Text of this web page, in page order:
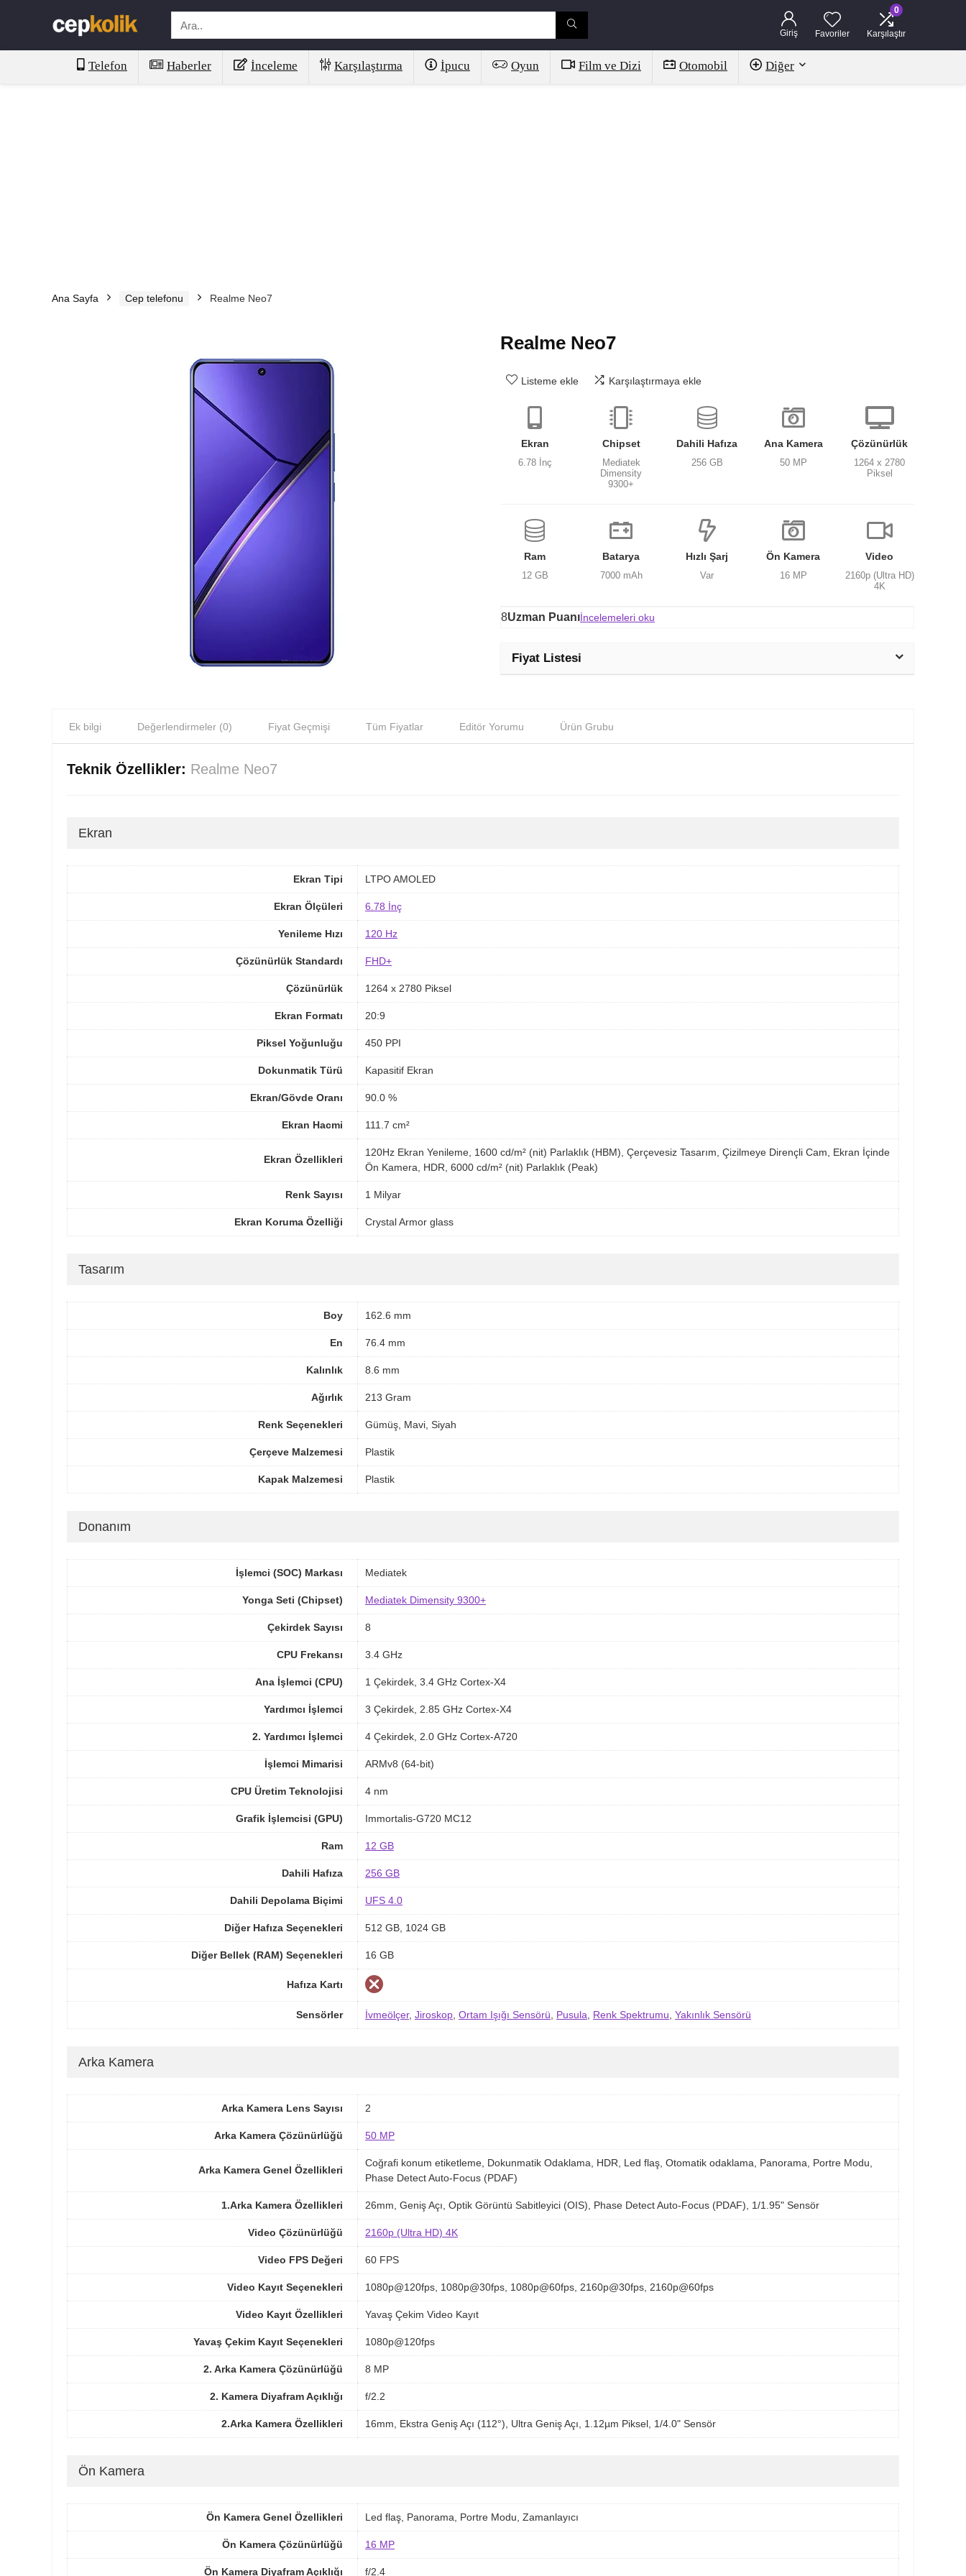
Giriş Favoriler
0
Karşılaştır
Telefon Haberler İnceleme Karşılaştırma İpucu Oyun Film ve Dizi Otomobil Diğer
Ana Sayfa Cep telefonu Realme Neo7
Realme Neo7
Listeme ekle Karşılaştırmaya ekle
Ekran
6.78 İnç
Chipset
Mediatek
Dimensity
9300+
Dahili Hafıza
256 GB
Ana Kamera
50 MP
Çözünürlük
1264 x 2780
Piksel
Ram
12 GB
Batarya
7000 mAh
Hızlı Şarj
Var
Ön Kamera
16 MP
Video
2160p (Ultra HD)
4K
8Uzman Puanıİncelemeleri oku
Fiyat Listesi
Ek bilgi Değerlendirmeler (0) Fiyat Geçmişi Tüm Fiyatlar Editör Yorumu Ürün Grubu
Teknik Özellikler: Realme Neo7
Ekran
Ekran Tipi LTPO AMOLED
Ekran Ölçüleri 6.78 İnç
Yenileme Hızı 120 Hz
Çözünürlük Standardı FHD+
Çözünürlük 1264 x 2780 Piksel
Ekran Formatı 20:9
Piksel Yoğunluğu 450 PPI
Dokunmatik Türü Kapasitif Ekran
Ekran/Gövde Oranı 90.0 %
Ekran Hacmi 111.7 cm²
Ekran Özellikleri
120Hz Ekran Yenileme, 1600 cd/m² (nit) Parlaklık (HBM), Çerçevesiz Tasarım, Çizilmeye Dirençli Cam, Ekran İçinde
Ön Kamera, HDR, 6000 cd/m² (nit) Parlaklık (Peak)
Renk Sayısı 1 Milyar
Ekran Koruma Özelliği Crystal Armor glass
Tasarım
Boy 162.6 mm
En 76.4 mm
Kalınlık 8.6 mm
Ağırlık 213 Gram
Renk Seçenekleri Gümüş, Mavi, Siyah
Çerçeve Malzemesi Plastik
Kapak Malzemesi Plastik
Donanım
İşlemci (SOC) Markası Mediatek
Yonga Seti (Chipset) Mediatek Dimensity 9300+
Çekirdek Sayısı 8
CPU Frekansı 3.4 GHz
Ana İşlemci (CPU) 1 Çekirdek, 3.4 GHz Cortex-X4
Yardımcı İşlemci 3 Çekirdek, 2.85 GHz Cortex-X4
2. Yardımcı İşlemci 4 Çekirdek, 2.0 GHz Cortex-A720
İşlemci Mimarisi ARMv8 (64-bit)
CPU Üretim Teknolojisi 4 nm
Grafik İşlemcisi (GPU) Immortalis-G720 MC12
Ram 12 GB
Dahili Hafıza 256 GB
Dahili Depolama Biçimi UFS 4.0
Diğer Hafıza Seçenekleri 512 GB, 1024 GB
Diğer Bellek (RAM) Seçenekleri 16 GB
Hafıza Kartı
Sensörler İvmeölçer, Jiroskop, Ortam Işığı Sensörü, Pusula, Renk Spektrumu, Yakınlık Sensörü
Arka Kamera
Arka Kamera Lens Sayısı 2
Arka Kamera Çözünürlüğü 50 MP
Arka Kamera Genel Özellikleri
Coğrafi konum etiketleme, Dokunmatik Odaklama, HDR, Led flaş, Otomatik odaklama, Panorama, Portre Modu,
Phase Detect Auto-Focus (PDAF)
1.Arka Kamera Özellikleri 26mm, Geniş Açı, Optik Görüntü Sabitleyici (OIS), Phase Detect Auto-Focus (PDAF), 1/1.95" Sensör
Video Çözünürlüğü 2160p (Ultra HD) 4K
Video FPS Değeri 60 FPS
Video Kayıt Seçenekleri 1080p@120fps, 1080p@30fps, 1080p@60fps, 2160p@30fps, 2160p@60fps
Video Kayıt Özellikleri Yavaş Çekim Video Kayıt
Yavaş Çekim Kayıt Seçenekleri 1080p@120fps
2. Arka Kamera Çözünürlüğü 8 MP
2. Kamera Diyafram Açıklığı f/2.2
2.Arka Kamera Özellikleri 16mm, Ekstra Geniş Açı (112°), Ultra Geniş Açı, 1.12µm Piksel, 1/4.0" Sensör
Ön Kamera
Ön Kamera Genel Özellikleri Led flaş, Panorama, Portre Modu, Zamanlayıcı
Ön Kamera Çözünürlüğü 16 MP
Ön Kamera Diyafram Açıklığı f/2.4